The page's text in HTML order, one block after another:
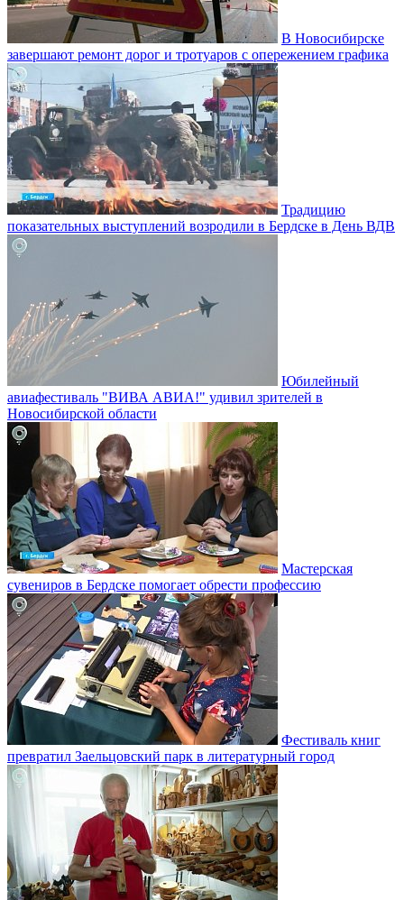
В Новосибирске
завершают ремонт дорог и тротуаров с опережением графика
Традицию
показательных выступлений возродили в Бердске в День ВДВ
Юбилейный
авиафестиваль "ВИВА АВИА!" удивил зрителей в
Новосибирской области
Мастерская
сувениров в Бердске помогает обрести профессию
Фестиваль книг
превратил Заельцовский парк в литературный город